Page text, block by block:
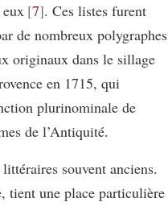
7 . Ces listes furent
de nombreux polygraphes
originaux dans le sillage
en 1715, qui
plurinominale de
de l’Antiquité.
souvent anciens.
tient une place particulière